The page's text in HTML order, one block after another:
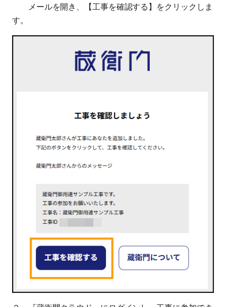
メールを開き、【工事を確認する】をクリックしま
す。